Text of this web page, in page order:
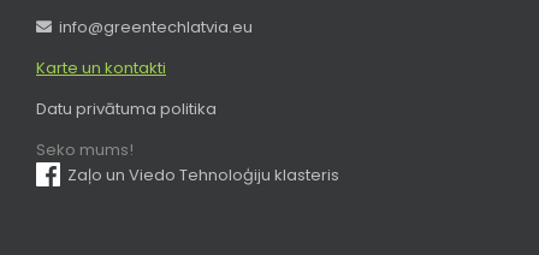
info@greentechlatvia.eu
Karte un kontakti
Datu privātuma politika
Seko mums!
Zaļo un Viedo Tehnoloģiju klasteris